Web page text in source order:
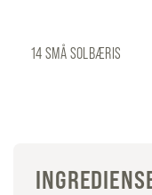
14 SMÅ SOLBÆRIS